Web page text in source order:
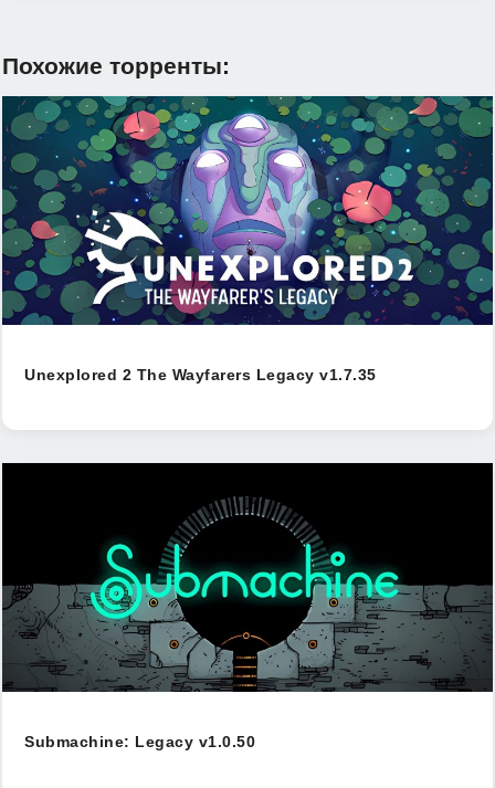
Похожие торренты:
Unexplored 2 The Wayfarers Legacy v1.7.35
Submachine: Legacy v1.0.50